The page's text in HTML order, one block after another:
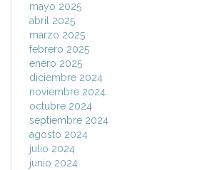
mayo 2025
abril 2025
marzo 2025
febrero 2025
enero 2025
diciembre 2024
noviembre 2024
octubre 2024
septiembre 2024
agosto 2024
julio 2024
junio 2024